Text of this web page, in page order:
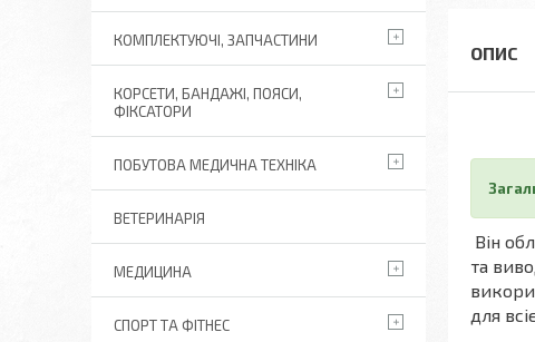
Він
та
для
КОМПЛЕКТУЮЧІ, ЗАПЧАСТИНИ
КОРСЕТИ, БАНДАЖІ, ПОЯСИ,
ФІКСАТОРИ
ПОБУТОВА МЕДИЧНА ТЕХНІКА
ВЕТЕРИНАРІЯ
МЕДИЦИНА
СПОРТ ТА ФІТНЕС